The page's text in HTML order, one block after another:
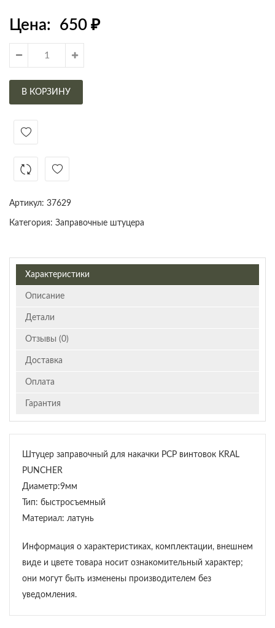
Цена: 650 ₽
В КОРЗИНУ
Артикул: 37629
Категория: Заправочные штуцера
Характеристики
Описание
Детали
Отзывы (0)
Доставка
Оплата
Гарантия
Штуцер заправочный для накачки PCP винтовок KRAL
PUNCHER
Диаметр:9мм
Тип: быстросъемный
Материал: латунь
Информация о характеристиках, комплектации, внешнем
виде и цвете товара носит ознакомительный характер;
они могут быть изменены производителем без
уведомления.